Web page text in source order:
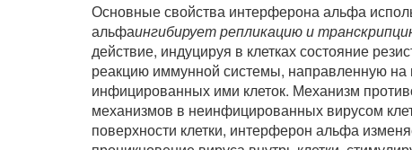
Основные свойства интерферона альфа
альфаингибирует репликацию и
действие, индуцируя в клетках состояние
реакцию иммунной системы, направленную
инфицированных ими клеток. Механизм
механизмов в неинфицированных вирусом
поверхности клетки, интерферон альфа